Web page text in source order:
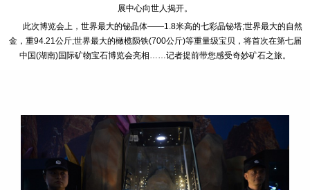
展中心向世人揭开。
此次博览会上，世界最大的铋晶体——1.8米高的七彩晶铋塔;世界最大的自然
金，重94.21公斤;世界最大的橄榄陨铁(700公斤)等重量级宝贝，将首次在第七届
中国(湖南)国际矿物宝石博览会亮相……记者提前带您感受奇妙矿石之旅。